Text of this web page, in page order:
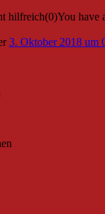
hilfreich(0)You have
3. Oktober 2018 um